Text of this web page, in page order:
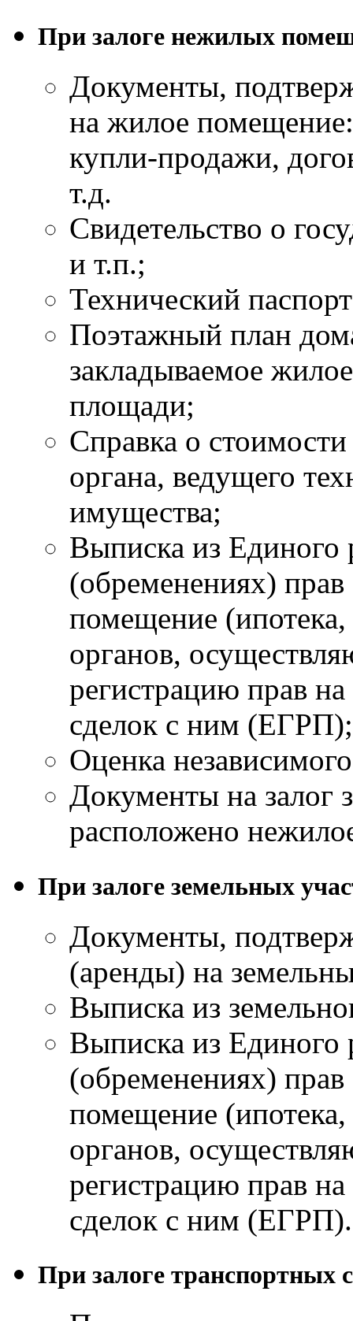
При залоге нежилых
Документы,
на жилое
купли-продажи,
т.д.
Свидетельство о
и т.п.;
Технический
Поэтажный план
закладываемое
площади;
Справка о
органа, ведущего
имущества;
Выписка из Единого
(обременениях)
помещение (ипотека,
органов,
регистрацию прав
сделок с ним (ЕГРП);
Оценка
Документы на залог
расположено
При залоге земельных
Документы,
(аренды) на
Выписка из
Выписка из Единого
(обременениях)
помещение (ипотека,
органов,
регистрацию прав
сделок с ним (ЕГРП).
При залоге транспортных